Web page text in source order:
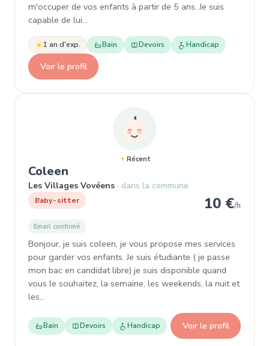
m'occuper de vos enfants à partir de 5 ans. Je suis
capable de lui…
1 an d'exp. Bain Devoirs Handicap
Voir le profil
Récent
Coleen
Les Villages Vovéens dans la commune
Baby-sitter 10 €/h
Email confirmé
Bonjour, je suis coleen, je vous propose mes services
pour garder vos enfants. Je suis étudiante ( je passe
mon bac en candidat libre) je suis disponible quand
vous le souhaitez, la semaine, les weekends, la nuit et
les…
Bain Devoirs Handicap Voir le profil